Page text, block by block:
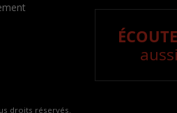
droits réservés.